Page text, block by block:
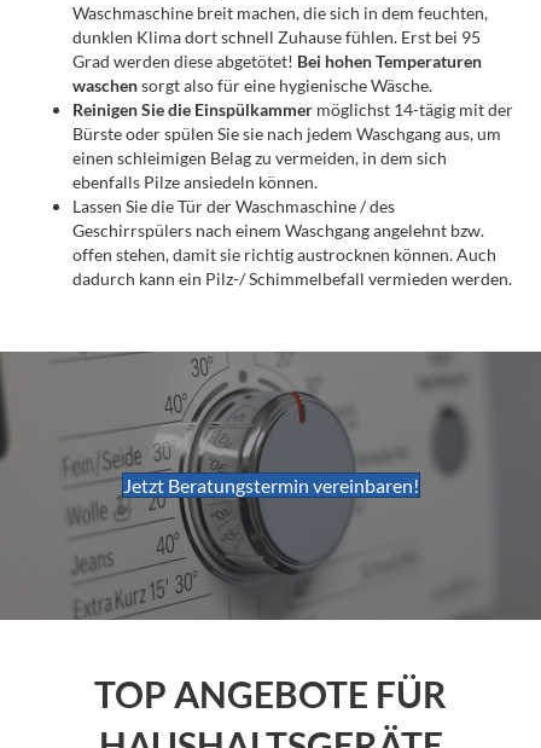
Waschmaschine breit machen, die sich in dem feuchten,
dunklen Klima dort schnell Zuhause fühlen. Erst bei 95
Grad werden diese abgetötet! Bei hohen Temperaturen
waschensorgt also für eine hygienische Wäsche.
Reinigen Sie die Einspülkammer möglichst 14-tägig mit der
Bürste oder spülen Sie sie nach jedem Waschgang aus, um
einen schleimigen Belag zu vermeiden, in dem sich
ebenfalls Pilze ansiedeln können.
Lassen Sie die Tür der Waschmaschine / des
Geschirrspülers nach einem Waschgang angelehnt bzw.
offen stehen, damit sie richtig austrocknen können. Auch
dadurch kann ein Pilz-/ Schimmelbefall vermieden werden.
Jetzt Beratungstermin vereinbaren!
TOP ANGEBOTE FÜR